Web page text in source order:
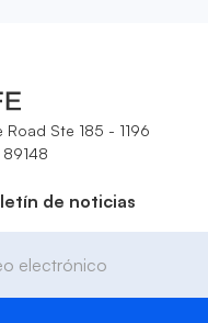
Ste 185 - 1196
89148
de noticias